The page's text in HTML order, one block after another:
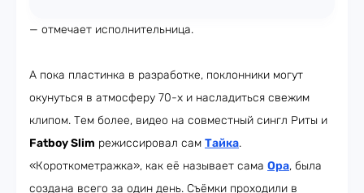
— отмечает исполнительница.
А пока пластинка в разработке, поклонники могут
окунуться в атмосферу 70-х и насладиться свежим
клипом. Тем более, видео на совместный сингл Риты и
Fatboy Slim режиссировал сам Тайка.
«Короткометражка», как её называет сама Ора, была
создана всего за один день. Съёмки проходили в